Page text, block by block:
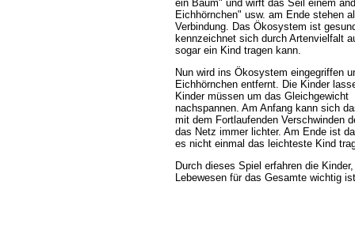
ein Baum" und wirft das Seil einem
Eichhörnchen" usw. am Ende stehen
Verbindung. Das Ökosystem ist
kennzeichnet sich durch Artenvielfalt
sogar ein Kind tragen kann.
Nun wird ins Ökosystem eingegriffen
Eichhörnchen entfernt. Die Kinder
Kinder müssen um das
nachspannen. Am Anfang kann sich
mit dem Fortlaufenden Verschwinden
das Netz immer lichter. Am Ende ist
es nicht einmal das leichteste Kind
Durch dieses Spiel erfahren die
Lebewesen für das Gesamte wichtig